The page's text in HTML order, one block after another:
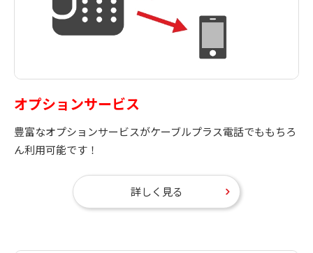
オプションサービス
豊富なオプションサービスがケーブルプラス電話でももちろ
ん利用可能です！
詳しく見る